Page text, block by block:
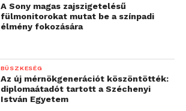
A Sony magas zajszigetelésű
fülmonitorokat mutat be a színpadi
élmény fokozására
BÜSZKESÉG
Az új mérnökgenerációt köszöntötték:
diplomaátadót tartott a Széchenyi
István Egyetem